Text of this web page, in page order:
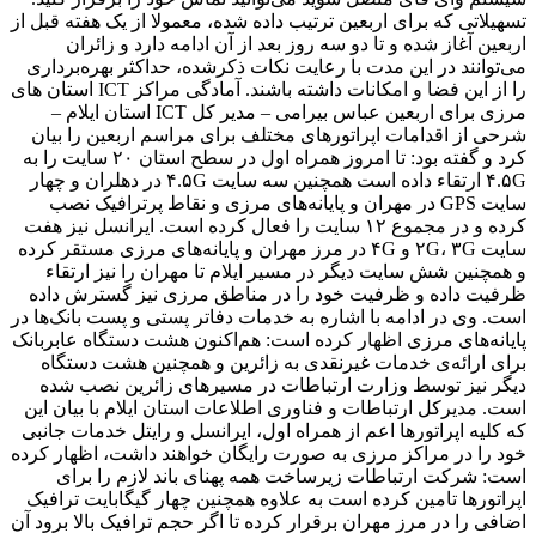
تسهیلاتی که برای اربعین ترتیب داده شده، معمولا از یک هفته قبل از
اربعین آغاز شده و تا دو سه روز بعد از آن ادامه دارد و زائران
می‌توانند در این مدت با رعایت نکات ذکرشده، حداکثر بهره‌برداری
را از این فضا و امکانات داشته باشند. آمادگی مراکز ICT استان های
مرزی برای اربعین عباس بیرامی – مدیر کل ICT استان ایلام –
شرحی از اقدامات اپراتورهای مختلف برای مراسم اربعین را بیان
کرد و گفته بود: تا امروز همراه اول در سطح استان ۲۰ سایت را به
۴.۵G ارتقاء داده است همچنین سه سایت ۴.۵G در دهلران و چهار
سایت GPS در مهران و پایانه‌های مرزی و نقاط پرترافیک نصب
کرده و در مجموع ۱۲ سایت را فعال کرده است. ایرانسل نیز هفت
سایت ۲G، ۳G و ۴G در مرز مهران و پایانه‌های مرزی مستقر کرده
و همچنین شش سایت دیگر در مسیر ایلام تا مهران را نیز ارتقاء
ظرفیت داده و ظرفیت خود را در مناطق مرزی نیز گسترش داده
است. وی در ادامه با اشاره به خدمات دفاتر پستی و پست بانک‌ها در
پایانه‌های مرزی اظهار کرده است: هم‌اکنون هشت دستگاه عابربانک
برای ارائه‌ی خدمات غیرنقدی به زائرین و همچنین هشت دستگاه
دیگر نیز توسط وزارت ارتباطات در مسیرهای زائرین نصب شده
است. مدیرکل ارتباطات و فناوری اطلاعات استان ایلام با بیان این
که کلیه اپراتورها اعم از همراه اول، ایرانسل و رایتل خدمات جانبی
خود را در مراکز مرزی به صورت رایگان خواهند داشت، اظهار کرده
است: شرکت ارتباطات زیرساخت همه پهنای باند لازم را برای
اپراتورها تامین کرده است به علاوه همچنین چهار گیگابایت ترافیک
اضافی را در مرز مهران برقرار کرده تا اگر حجم ترافیک بالا برود آن